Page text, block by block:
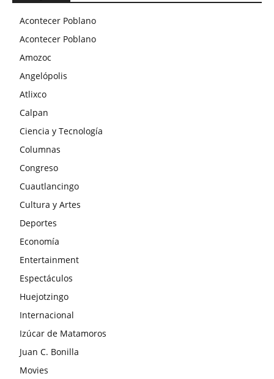
Acontecer Poblano
Acontecer Poblano
Amozoc
Angelópolis
Atlixco
Calpan
Ciencia y Tecnología
Columnas
Congreso
Cuautlancingo
Cultura y Artes
Deportes
Economía
Entertainment
Espectáculos
Huejotzingo
Internacional
Izúcar de Matamoros
Juan C. Bonilla
Movies